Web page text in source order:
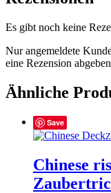
Es gibt noch keine
Nur angemeldete
eine Rezension
Ähnliche
Save
Chinese